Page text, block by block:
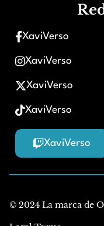
XaviVerso
XaviVerso
XaviVerso
XaviVerso
XaviVerso
© 2024 La marca de